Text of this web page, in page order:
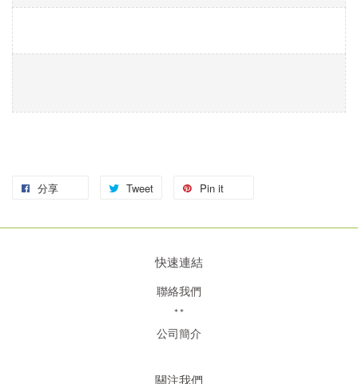
分享 Tweet Pin it
快速連結
聯絡我們
**
公司簡介
關注我們